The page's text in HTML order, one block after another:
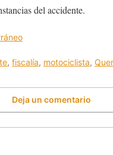
del accidente.
, fiscalía, motociclista,
Deja un comentario